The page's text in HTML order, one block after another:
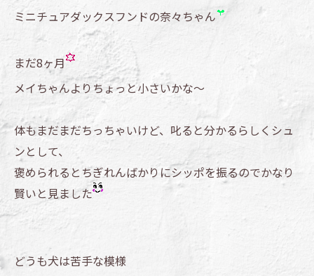
ミニチュアダックスフンドの奈々ちゃん
まだ8ヶ月
メイちゃんよりちょっと小さいかな～
体もまだまだちっちゃいけど、叱ると分かるらしくシュ
ンとして、
褒められるとちぎれんばかりにシッポを振るのでかなり
賢いと見ました
どうも犬は苦手な模様